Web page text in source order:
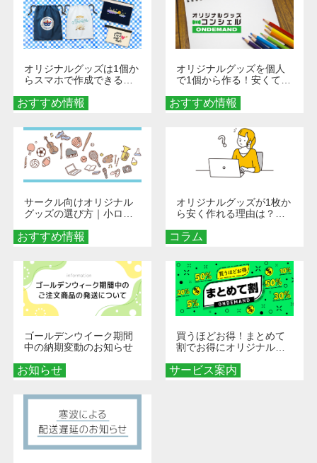
おすすめ情報
オリジナルグッズは1個か
らスマホで作成できる！
くなる巾着＆ポーチ活用
術
おすすめ情報
オリジナルグッズを個人
で1個から作る！安くて簡
秘訣
おすすめ情報
サークル向けオリジナル
グッズの選び方｜小ロッ
める秘訣
コラム
オリジナルグッズが1枚か
ら安く作れる理由は？オ
とメリットを解説
お知らせ
ゴールデンウイーク期間
中の納期変動のお知らせ
サービス案内
買うほどお得！まとめて
割でお得にオリジナルグ